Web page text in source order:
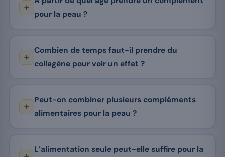
pour la peau ?
Combien de temps faut-il prendre du
collagène pour voir un effet ?
Peut-on combiner plusieurs compléments
alimentaires pour la peau ?
L’alimentation seule peut-elle suffire pour la